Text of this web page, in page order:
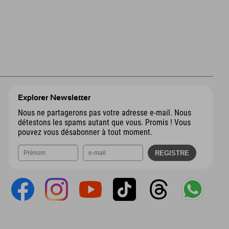
Explorer Newsletter
Nous ne partagerons pas votre adresse e-mail. Nous
détestons les spams autant que vous. Promis ! Vous
pouvez vous désabonner à tout moment.